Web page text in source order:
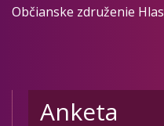
Občianske združenie
Anketa